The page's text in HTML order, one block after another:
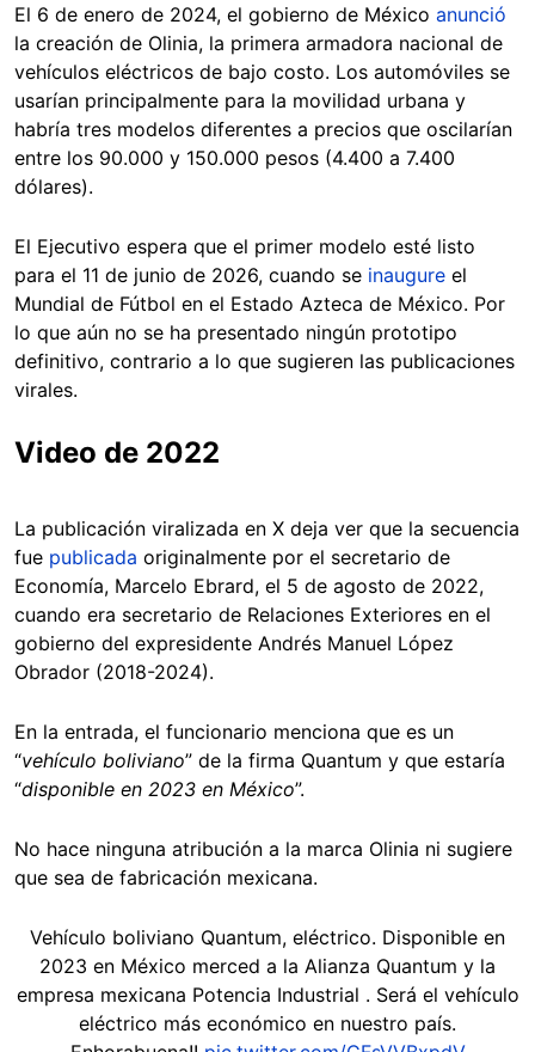
El 6 de enero de 2024, el gobierno de México anunció
la creación de Olinia, la primera armadora nacional de
vehículos eléctricos de bajo costo. Los automóviles se
usarían principalmente para la movilidad urbana y
habría tres modelos diferentes a precios que oscilarían
entre los 90.000 y 150.000 pesos (4.400 a 7.400
dólares).
El Ejecutivo espera que el primer modelo esté listo
para el 11 de junio de 2026, cuando se inaugure el
Mundial de Fútbol en el Estado Azteca de México. Por
lo que aún no se ha presentado ningún prototipo
definitivo, contrario a lo que sugieren las publicaciones
virales.
Video de 2022
La publicación viralizada en X deja ver que la secuencia
fue publicada originalmente por el secretario de
Economía, Marcelo Ebrard, el 5 de agosto de 2022,
cuando era secretario de Relaciones Exteriores en el
gobierno del expresidente Andrés Manuel López
Obrador (2018-2024).
En la entrada, el funcionario menciona que es un
“vehículo boliviano” de la firma Quantum y que estaría
“disponible en 2023 en México”.
No hace ninguna atribución a la marca Olinia ni sugiere
que sea de fabricación mexicana.
Vehículo boliviano Quantum, eléctrico. Disponible en
2023 en México merced a la Alianza Quantum y la
empresa mexicana Potencia Industrial . Será el vehículo
eléctrico más económico en nuestro país.